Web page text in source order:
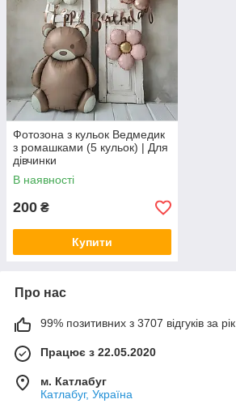
Фотозона з кульок Ведмедик
з ромашками (5 кульок) | Для
дівчинки
В наявності
200 ₴
Купити
Про нас
99% позитивних з 3707 відгуків за рік
Працює з 22.05.2020
м. Катлабуг
Катлабуг, Україна